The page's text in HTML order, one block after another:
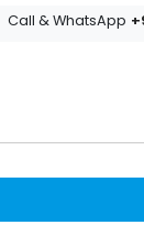
Call & WhatsApp